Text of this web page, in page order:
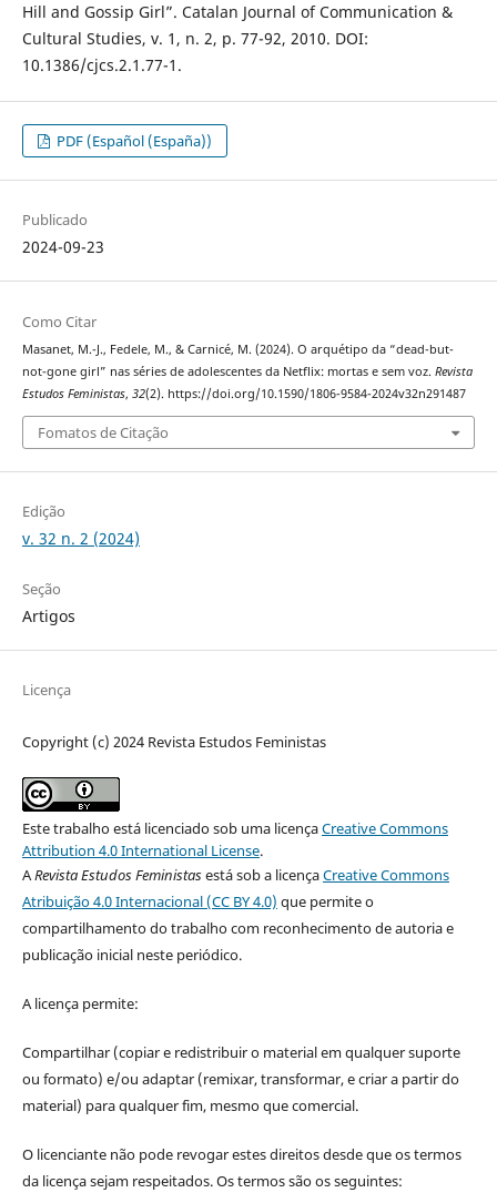
Hill and Gossip Girl”. Catalan Journal of Communication &
Cultural Studies, v. 1, n. 2, p. 77-92, 2010. DOI:
10.1386/cjcs.2.1.77-1.
PDF (Español (España))
Publicado
2024-09-23
Como Citar
Masanet, M.-J., Fedele, M., & Carnicé, M. (2024). O arquétipo da “dead-but-
not-gone girl” nas séries de adolescentes da Netflix: mortas e sem voz. Revista
Estudos Feministas, 32(2). https://doi.org/10.1590/1806-9584-2024v32n291487
Fomatos de Citação
Edição
v. 32 n. 2 (2024)
Seção
Artigos
Licença
Copyright (c) 2024 Revista Estudos Feministas
Este trabalho está licenciado sob uma licençaCreative Commons
Attribution 4.0 International License.
ARevista Estudos Feministasestá sob a licençaCreative Commons
Atribuição 4.0 Internacional (CC BY 4.0) que permite o
compartilhamento do trabalho com reconhecimento de autoria e
publicação inicial neste periódico.
A licença permite:
Compartilhar (copiar e redistribuir o material em qualquer suporte
ou formato) e/ou adaptar (remixar, transformar, e criar a partir do
material) para qualquer fim, mesmo que comercial.
O licenciante não pode revogar estes direitos desde que os termos
da licença sejam respeitados. Os termos são os seguintes: